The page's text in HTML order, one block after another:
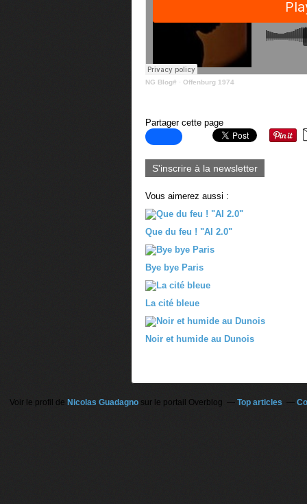
NG Blog# · Offenburg 1974
Partager cette page
S'inscrire à la newsletter
Vous aimerez aussi :
Que du feu ! "AI 2.0"
Bye bye Paris
La cité bleue
Noir et humide au Dunois
Voir le profil de Nicolas Guadagnosur le portail Overblog Top articles